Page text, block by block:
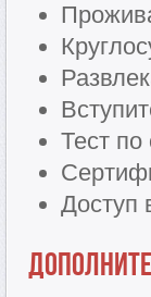
Тест
Доступ